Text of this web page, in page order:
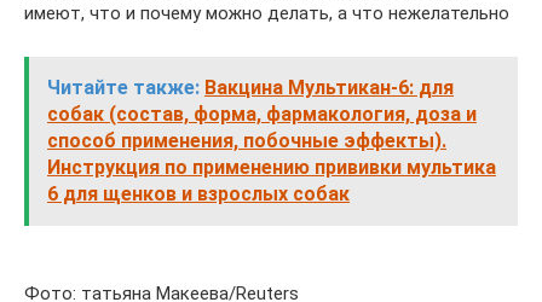
имеют, что и почему можно делать, а что нежелательно
Читайте также: Вакцина Мультикан-6: для
собак (состав, форма, фармакология, доза и
способ применения, побочные эффекты).
Инструкция по применению прививки мультика
6 для щенков и взрослых собак
Фото: татьяна Макеева/Reuters